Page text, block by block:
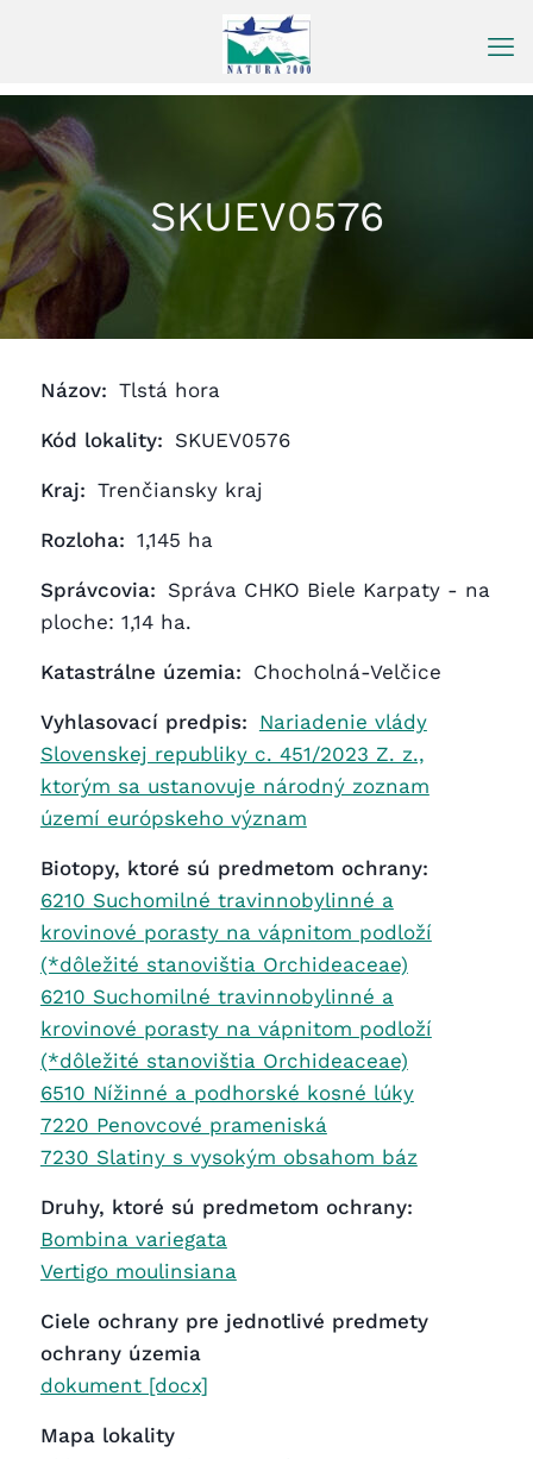
SKUEV0576
Názov: Tlstá hora
Kód lokality: SKUEV0576
Kraj: Trenčiansky kraj
Rozloha: 1,145 ha
Správcovia: Správa CHKO Biele Karpaty - na
ploche: 1,14 ha.
Katastrálne územia: Chocholná-Velčice
Vyhlasovací predpis: Nariadenie vlády
Slovenskej republiky c. 451/2023 Z. z.,
ktorým sa ustanovuje národný zoznam
území európskeho význam
Biotopy, ktoré sú predmetom ochrany:
6210 Suchomilné travinnobylinné a
krovinové porasty na vápnitom podloží
(*dôležité stanovištia Orchideaceae)
6210 Suchomilné travinnobylinné a
krovinové porasty na vápnitom podloží
(*dôležité stanovištia Orchideaceae)
6510 Nížinné a podhorské kosné lúky
7220 Penovcové prameniská
7230 Slatiny s vysokým obsahom báz
Druhy, ktoré sú predmetom ochrany:
Bombina variegata
Vertigo moulinsiana
Ciele ochrany pre jednotlivé predmety
ochrany územia
dokument [docx]
Mapa lokality